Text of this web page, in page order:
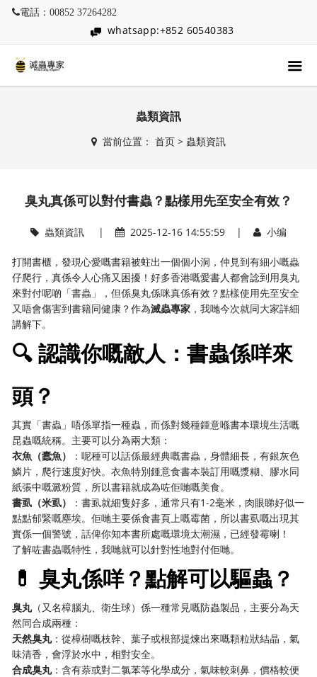
電話：00852 37264282
whatsapp:+852 60540383
蟲類資訊
當前位置： 首页> 蟲類資訊
臭丸真係可以對付書蟲？點樣用先至安全有效？
蟲類資訊| 2025-12-16 14:55:59 | 小编
打開書櫃，發現心愛嘅書籍被蛀出一個個小洞，仲見到有細小嘅蟲
仔爬行，真係令人心痛又困擾！好多香港嘅愛書人都會諗到用臭丸
來對付呢啲「書蟲」，但係臭丸係咪真係有效？點樣使用先至安全
又唔會傷害到書籍同健康？作為滅蟲專家 ，我哋今次就同大家詳細
講解下。
🔍 認識你嘅敵人：書蟲係咩來
頭？
其實「書蟲」唔係單指一種蟲，而係對幾種鍾意喺書本環境生活嘅
昆蟲嘅統稱。主要可以分為兩大類：
衣魚（蠹魚）
：呢種可以話係最經典嘅書蟲，身體細長，有銀灰色
鱗片，爬行速度好快。衣魚特別鍾意食書本裝訂用嘅漿糊、膠水同
紙張中嘅澱粉質，所以書籍就成為咗佢哋嘅美食。
書虱（米虱）
：書虱就細隻好多，通常只有1-2毫米，肉眼睇好似一
點點郁緊嘅塵埃。佢哋主要係食書頁上嘅霉菌，所以書虱嘅出現其
實係一個警號，話俾你知本書所處嘅環境太潮濕，已經發霉喇！
了解咗書蟲嘅特性，我哋就可以針對性地對付佢哋。
💊 臭丸係咩？點解可以驅蟲？
臭丸（又名樟腦丸、衛生球）係一種常見嘅防蟲製品，主要分為天
然同合成兩種：
天然臭丸：從樟樹嘅枝幹、葉子或根部提煉出來嘅顆粒狀結晶，氣
味清香，會浮於水中，相對安全。
合成臭丸：含有萘或對二氯苯等化學成分，氣味較刺鼻，價格較便